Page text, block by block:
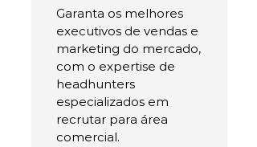
Garanta os melhores
executivos de vendas e
marketing do mercado,
com o expertise de
headhunters
especializados em
recrutar para área
comercial.